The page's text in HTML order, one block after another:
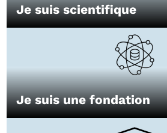
Je suis scientifique
Je suis une fondation